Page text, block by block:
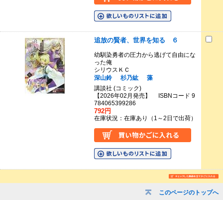
このページのトップへ
追放の賢者、世界を知る ６
幼馴染勇者の圧力から逃げて自由にな
った俺
シリウスＫＣ
深山鈴
杉乃紘
藻
講談社 (コミック)
【2026年02月発売】 ISBNコード 9
784065399286
792円
在庫状況：在庫あり（1～2日で出荷）